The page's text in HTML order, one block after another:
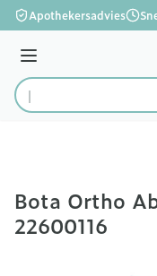
Ga naar de inhoud
Apothekersadvies
Menu
Product, merk,
Bota Ortho
22600116